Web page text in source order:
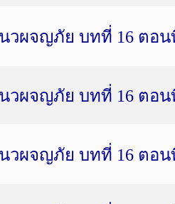
วผจญภัย บทที่ 16 ตอน
วผจญภัย บทที่ 16 ตอน
วผจญภัย บทที่ 16 ตอน